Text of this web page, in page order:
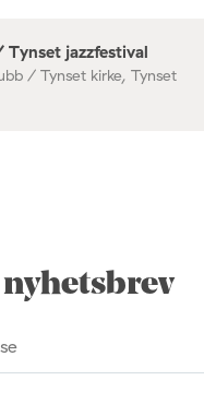
jazzfestival
/ Tynset kirke, Tynset